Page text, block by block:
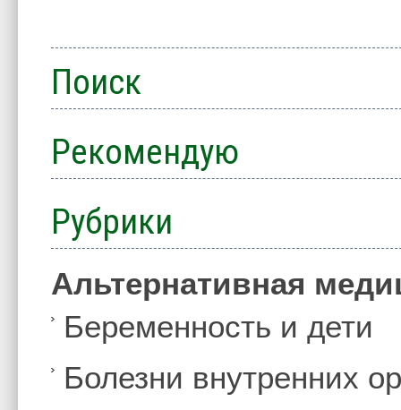
Поиск
Рекомендую
Рубрики
Альтернативная
Беременность и дети
Болезни внутренних